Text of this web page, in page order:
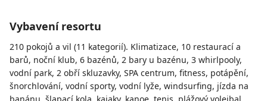
Vybavení resortu
210 pokojů a vil (11 kategorií). Klimatizace, 10 restaurací a
barů, noční klub, 6 bazénů, 2 bary u bazénu, 3 whirlpooly,
vodní park, 2 obří skluzavky, SPA centrum, fitness, potápění,
šnorchlování, vodní sporty, vodní lyže, windsurfing, jízda na